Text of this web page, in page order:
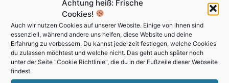
Achtung heiß: Frische
Cookies!
Auch wir nutzen Cookies auf unserer Website. Einige von ihnen sind
essenziell, während andere uns helfen, diese Website und deine
Erfahrung zu verbessern. Du kannst jederzeit festlegen, welche Cookies
du zulassen möchtest und welche nicht. Das geht auch später noch
unter der Seite "Cookie Richtlinie", die du in der Fußzeile dieser Webseite
findest.
Passivhausfenster der Standard im modernen
Wohnungsbau sein.
Die Vorteile liegen selbstverständlich auf der Hand. Man
spart nicht nur Einiges an Energie ein, sondern die
Wohnqualität verbessert sich grundsätzlich. Welche
besonderen Eigenschaften die ein jedes